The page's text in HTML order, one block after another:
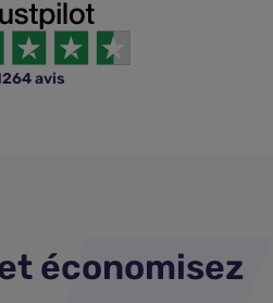
avis
économisez